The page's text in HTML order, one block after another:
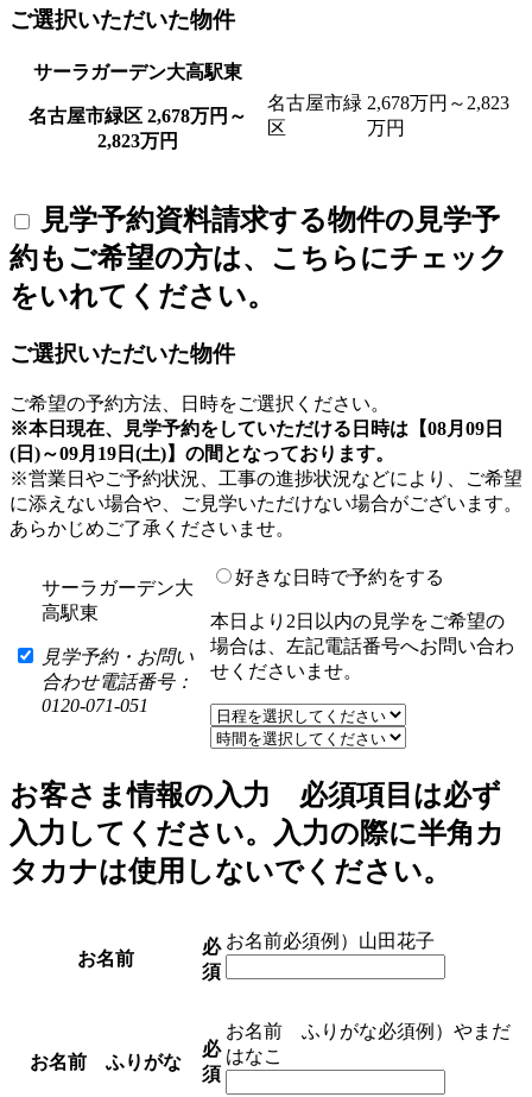
ご選択いただいた物件
サーラガーデン大高駅東
名古屋市緑区 2,678万円～
2,823万円
名古屋市緑
区
2,678万円～2,823
万円
見学予約資料請求する物件の見学予
約もご希望の方は、こちらにチェック
をいれてください。
ご選択いただいた物件
ご希望の予約方法、日時をご選択ください。
※本日現在、見学予約をしていただける日時は【08月09日
(日)～09月19日(土)】の間となっております。
※営業日やご予約状況、工事の進捗状況などにより、ご希望
に添えない場合や、ご見学いただけない場合がございます。
あらかじめご了承くださいませ。
サーラガーデン大
高駅東
見学予約・お問い
合わせ電話番号：
0120-071-051
好きな日時で予約をする
本日より2日以内の見学をご希望の
場合は、左記電話番号へお問い合わ
せくださいませ。
お客さま情報の入力 必須項目は必ず
入力してください。入力の際に半角カ
タカナは使用しないでください。
お名前
必
須
お名前必須例）山田花子
お名前 ふりがな
必
須
お名前 ふりがな必須例）やまだ
はなこ